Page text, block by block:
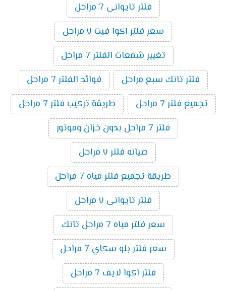
فلتر تايوانى 7 مراحل
سعر فلتر اكوا فيت ٧ مراحل
تغيير شمعات الفلتر 7 مراحل
فلتر تانك سبع مراحل
فوائد الفلتر 7 مراحل
تجميع فلتر 7 مراحل
طريقة تركيب فلتر 7 مراحل
فلتر 7 مراحل بدون خزان وموتور
صيانه فلتر ٧ مراحل
طريقة تجميع فلتر مياه 7 مراحل
فلتر تايوانى ٧ مراحل
سعر فلتر مياه 7 مراحل تانك
سعر فلتر بلو سكاي 7 مراحل
فلتر اكوا لايف 7 مراحل